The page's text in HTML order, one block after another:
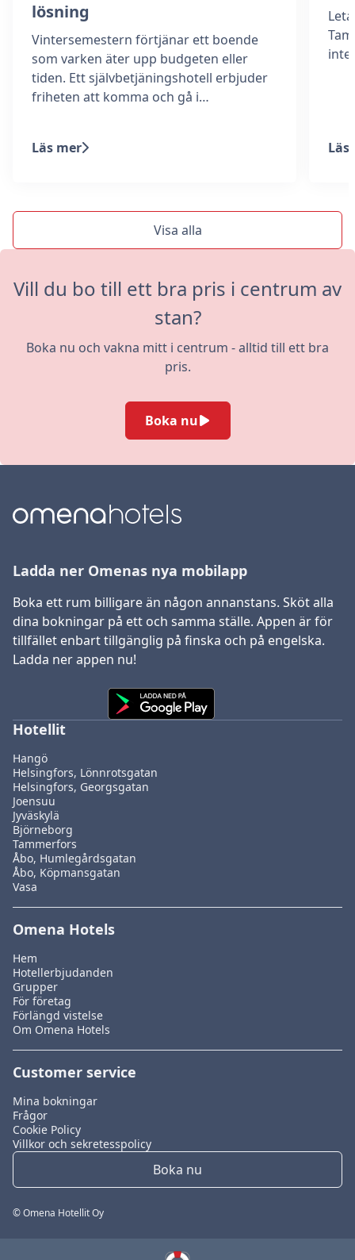
lösning
Vintersemestern förtjänar ett boende
som varken äter upp budgeten eller
tiden. Ett självbetjäningshotell erbjuder
friheten att komma och gå i…
Läs mer
inte
Läs
Visa alla
Vill du bo till ett bra pris i centrum av
stan?
Boka nu och vakna mitt i centrum - alltid till ett bra
pris.
Boka nu
Ladda ner Omenas nya mobilapp
Boka ett rum billigare än någon annanstans. Sköt alla
dina bokningar på ett och samma ställe. Appen är för
tillfället enbart tillgänglig på finska och på engelska.
Ladda ner appen nu!
Hotellit
Hangö
Helsingfors, Lönnrotsgatan
Helsingfors, Georgsgatan
Joensuu
Jyväskylä
Björneborg
Tammerfors
Åbo, Humlegårdsgatan
Åbo, Köpmansgatan
Vasa
Omena Hotels
Hem
Hotellerbjudanden
Grupper
För företag
Förlängd vistelse
Om Omena Hotels
Customer service
Mina bokningar
Frågor
Cookie Policy
Villkor och sekretesspolicy
Boka nu
© Omena Hotellit Oy